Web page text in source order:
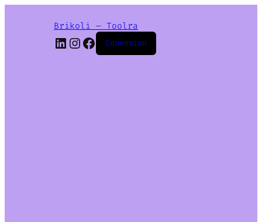
Brikoli – Toolra
LinkedIn
Instagram
Facebook
Connexion